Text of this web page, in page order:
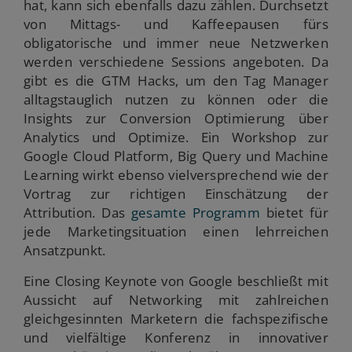
hat, kann sich ebenfalls dazu zählen. Durchsetzt
von Mittags- und Kaffeepausen fürs
obligatorische und immer neue Netzwerken
werden verschiedene Sessions angeboten. Da
gibt es die GTM Hacks, um den Tag Manager
alltagstauglich nutzen zu können oder die
Insights zur Conversion Optimierung über
Analytics und Optimize. Ein Workshop zur
Google Cloud Platform, Big Query und Machine
Learning wirkt ebenso vielversprechend wie der
Vortrag zur richtigen Einschätzung der
Attribution. Das gesamte Programm bietet für
jede Marketingsituation einen lehrreichen
Ansatzpunkt.
Eine Closing Keynote von Google beschließt mit
Aussicht auf Networking mit zahlreichen
gleichgesinnten Marketern die fachspezifische
und vielfältige Konferenz in innovativer